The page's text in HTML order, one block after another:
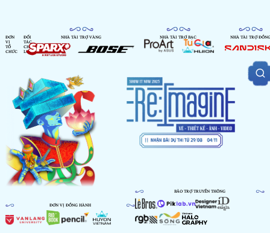
ĐƠN
VỊ
TỔ
CHỨC
ĐỐI
TÁC
CHIẾN
LƯỢC
NHÀ TÀI TRỢ VÀNG NHÀ TÀI TRỢ BẠC NHÀ TÀI TRỢ ĐỒNG
ĐƠN VỊ ĐỒNG HÀNH
BẢO TRỢ TRUYỀN THÔNG